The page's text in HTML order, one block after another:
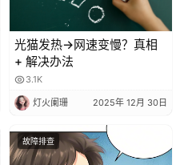
光猫发热→网速变慢？真相
+ 解决办法
3.1K
灯火阑珊 2025年 12月 30日
故障排查